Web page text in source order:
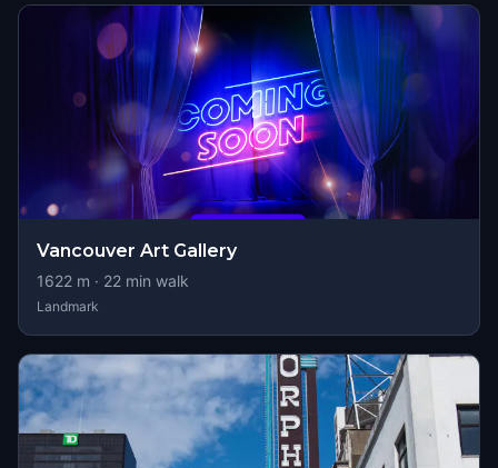
Vancouver Art Gallery
1622 m · 22 min walk
Landmark